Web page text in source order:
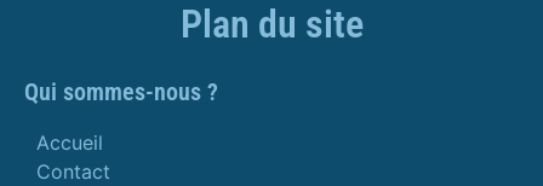
Plan du site
Qui sommes-nous ?
Accueil
Contact